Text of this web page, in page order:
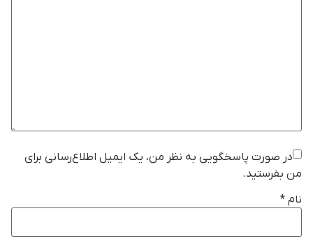
در صورت پاسخگویی به نظر من، یک ایمیل اطلاع‌رسانی برای
من بفرستید.
نام *